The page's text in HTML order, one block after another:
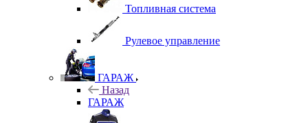
Топливная система
Рулевое управление
ГАРАЖ
Назад
ГАРАЖ